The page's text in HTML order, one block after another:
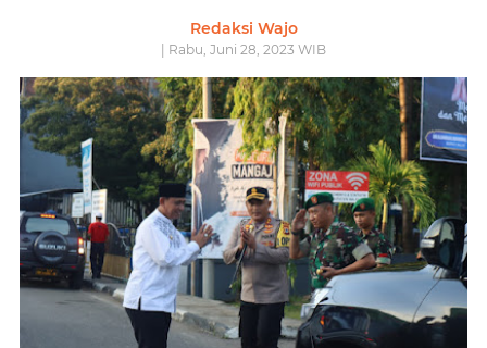
Redaksi Wajo
| Rabu, Juni 28, 2023 WIB